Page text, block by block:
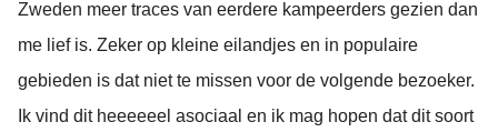
Zweden meer traces van eerdere kampeerders gezien dan
me lief is. Zeker op kleine eilandjes en in populaire
gebieden is dat niet te missen voor de volgende bezoeker.
Ik vind dit heeeeeel asociaal en ik mag hopen dat dit soort